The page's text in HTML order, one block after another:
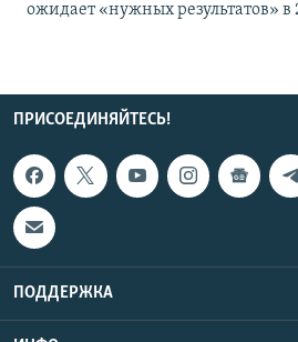
ожидает «нужных результатов» в
ПРИСОЕДИНЯЙТЕСЬ!
ПОДДЕРЖКА